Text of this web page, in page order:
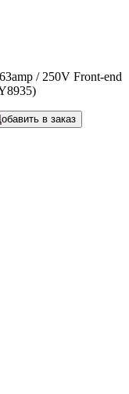
/ 250V Front-end